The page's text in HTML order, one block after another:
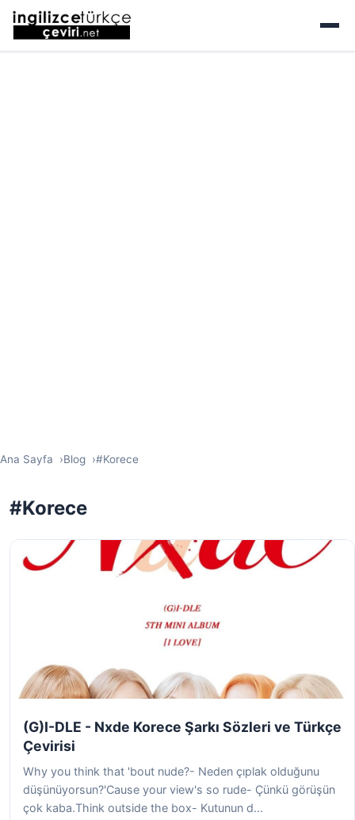
Ana Sayfa Blog #Korece
#Korece
(G)I-DLE - Nxde Korece Şarkı Sözleri ve Türkçe
Çevirisi
Why you think that 'bout nude?- Neden çıplak olduğunu
düşünüyorsun?'Cause your view's so rude- Çünkü görüşün
çok kaba.Think outside the box- Kutunun d...